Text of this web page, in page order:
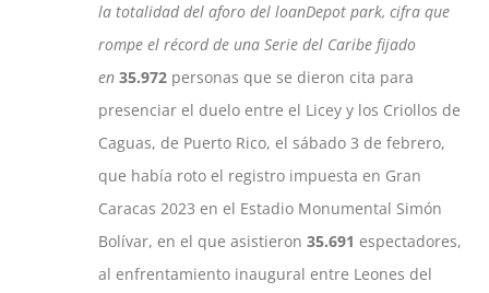
la totalidad del aforo del loanDepot park, cifra que
rompe el récord de una Serie del Caribe fijado
en 35.972 personas que se dieron cita para
presenciar el duelo entre el Licey y los Criollos de
Caguas, de Puerto Rico, el sábado 3 de febrero,
que había roto el registro impuesta en Gran
Caracas 2023 en el Estadio Monumental Simón
Bolívar, en el que asistieron 35.691 espectadores,
al enfrentamiento inaugural entre Leones del